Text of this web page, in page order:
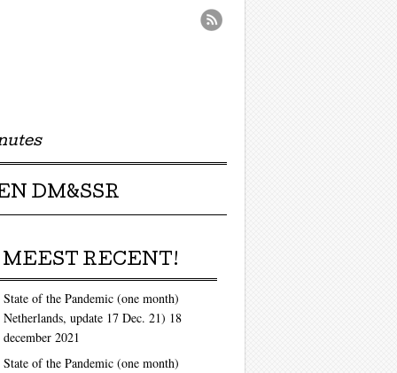
DM&SSR
MEEST RECENT!
State of the Pandemic (one month)
Netherlands, update 17 Dec. 21) 18
december 2021
State of the Pandemic (one month)